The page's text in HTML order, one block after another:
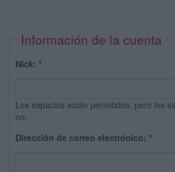
Información de la cuenta
Nick: *
Los espacios están permitidos, pero los
no.
Dirección de correo electrónico: *